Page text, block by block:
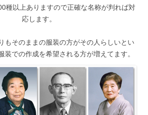
種以上ありますので正確な名称が判れば対
応します。
もそのままの服装の方がその人らしいとい
装での作成を希望される方が増えてます。